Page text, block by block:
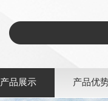
产品展示 产品优